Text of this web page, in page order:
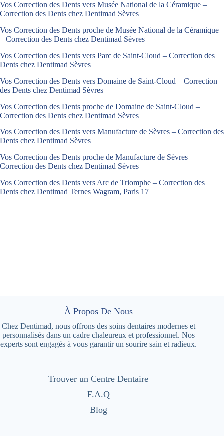
Vos Correction des Dents vers Musée National de la Céramique –
Correction des Dents chez Dentimad Sèvres
Vos Correction des Dents proche de Musée National de la Céramique
– Correction des Dents chez Dentimad Sèvres
Vos Correction des Dents vers Parc de Saint-Cloud – Correction des
Dents chez Dentimad Sèvres
Vos Correction des Dents vers Domaine de Saint-Cloud – Correction
des Dents chez Dentimad Sèvres
Vos Correction des Dents proche de Domaine de Saint-Cloud –
Correction des Dents chez Dentimad Sèvres
Vos Correction des Dents vers Manufacture de Sèvres – Correction des
Dents chez Dentimad Sèvres
Vos Correction des Dents proche de Manufacture de Sèvres –
Correction des Dents chez Dentimad Sèvres
Vos Correction des Dents vers Arc de Triomphe – Correction des
Dents chez Dentimad Ternes Wagram, Paris 17
À Propos De Nous
Chez Dentimad, nous offrons des soins dentaires modernes et
personnalisés dans un cadre chaleureux et professionnel. Nos
experts sont engagés à vous garantir un sourire sain et radieux.
Trouver un Centre Dentaire
F.A.Q
Blog